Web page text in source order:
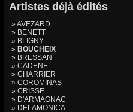
Artistes déjà édités
» AVEZARD
» BENETT
» BLIGNY
» BOUCHEIX
» BRESSAN
» CADENE
» CHARRIER
» COROMINAS
» CRISSE
» D'ARMAGNAC
» DELAMONICA